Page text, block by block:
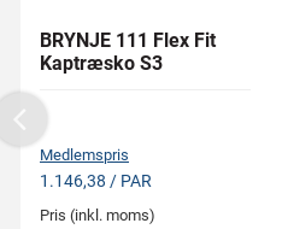
BRYNJE 111 Flex Fit
Kaptræsko S3
Medlemspris
1.146,38 / PAR
Pris (inkl. moms)
Previous